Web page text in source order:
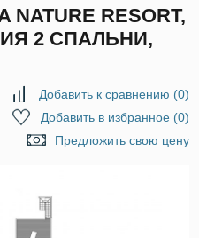
RESORT,
2 СПАЛЬНИ,
Добавить к сравнению (0)
Добавить в избранное(0)
Предложить свою цену